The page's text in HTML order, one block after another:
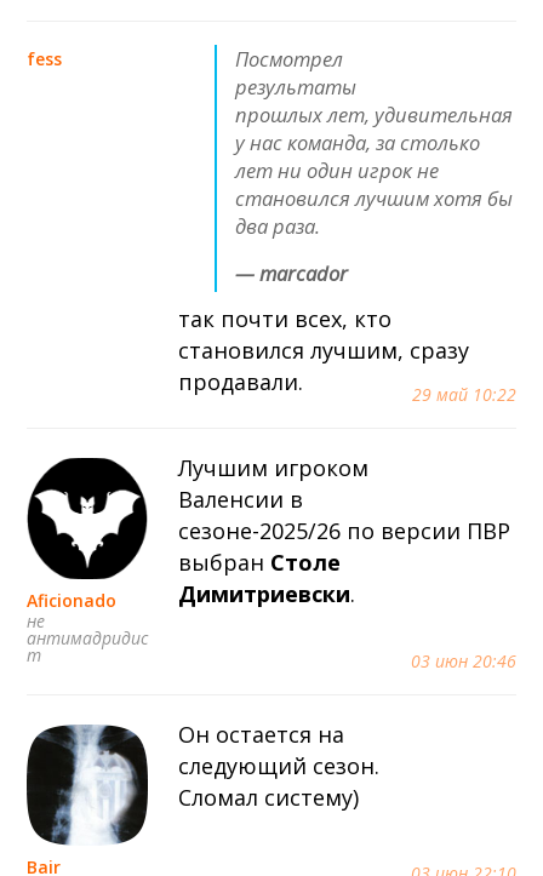
fess
29 май 10:22
— marcador
Посмотрел
результаты
прошлых лет, удивительная
у нас команда, за столько
лет ни один игрок не
становился лучшим хотя бы
два раза.
так почти всех, кто
становился лучшим, сразу
продавали.
Aficionado
не
антимадридис
т 03 июн 20:46
Лучшим игроком
Валенсии в
сезоне-2025/26 по версии ПВР
выбран Столе
Димитриевски.
Bair
Он остается на
следующий сезон.
Сломал систему)